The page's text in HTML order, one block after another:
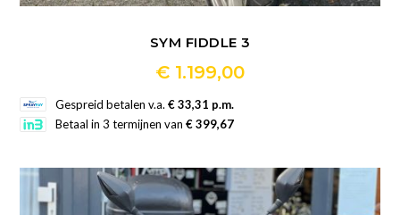
SYM FIDDLE 3
€ 1.199,00
Dit
product
meerdere
variaties.
Gespreid betalen v.a.€ 33,31 p.m.
Betaal in 3 termijnen van€ 399,67